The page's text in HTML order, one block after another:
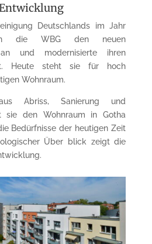
Deutschlands im Jahr
die WBG den neuen
an und modernisierte ihren
Heute steht sie für hoch
Wohnraum.
Abriss, Sanierung und
sie den Wohnraum in Gotha
Bedürfnisse der heutigen Zeit
Über blick zeigt die